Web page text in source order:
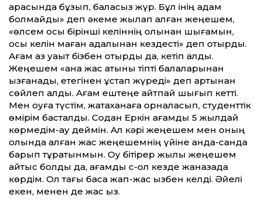
арқасында бұзып, баласыз жүр. Бұл інің адам
болмайды» деп әкеме жылап алған жеңешем,
«өлсем осы бірінші келіннің қолынан шығамын,
осы келін маған адалынан кездесті» деп отырды.
Ағам аз уақыт бізбен отырды да, кетіп қалды.
Жеңешем «ана жас қатыны тіпті балаларынан
қызғанады, етегінен ұстап жүреді» деп артынан
сөйлеп қалды. Ағам ештеңе айтпай шығып кетті.
Мен оқуға түстім, жатақханаға орналасып, студенттік
өмірім басталды. Содан Еркін ағамды 5 жылдай
көрмедім-ау деймін. Ал кәрі жеңешем мен оның
қолында қалған жас жеңешемнің үйіне анда-санда
барып тұратынмын. Оқу бітірер жылы жеңешем
қайтыс болды да, ағамды с-ол кезде жаназада
көрдім. Ол тағы басқа жап-жас қызбен келді. Әйелі
екен, менен де жас қыз.